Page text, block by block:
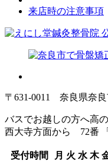
来店時の注意事項
〒631-0011 奈良県奈良
バスでお越しの方へ高
西大寺方面から 72番
受付時間 月 火 水 木